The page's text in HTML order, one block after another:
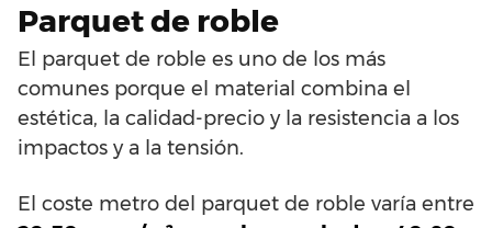
Parquet de roble
El parquet de roble es uno de los más
comunes porque el material combina el
estética, la calidad-precio y la resistencia a los
impactos y a la tensión.
El coste metro del parquet de roble varía entre